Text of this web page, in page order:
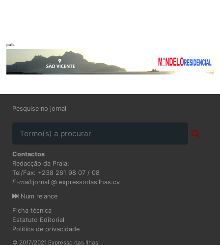
pub.
Pesquise no jornal
Contactos
Redacção da Praia:
Tel/Fax: +238 261 98 07 / 08
E-mail:jornal @ expressodasilhas.cv
Num relance
Ficha técnica
Estatuto Editorial
Política de privacidade
© 2017/2021 Expresso das Ilhas